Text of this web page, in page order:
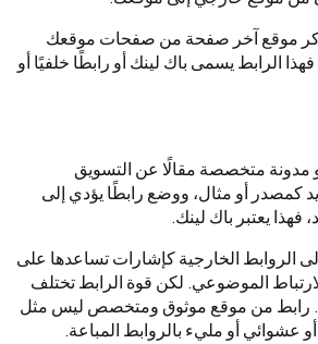
موقع آخر صفحة من صفحات موقعك
الرابط يسمى باك لينك أو رابطًا خلفيًا أو
مدونة متخصصة مقالًا عن التسويق
كمصدر أو مثال، ووضع رابطًا يؤدي إلى
يعتبر باك لينك.
الروابط الخارجية كإشارات تساعدها على
الموضوعي. لكن قوة الرابط تختلف
من موقع موثوق ومتخصص ليس مثل
أو مليء بالروابط المباعة.